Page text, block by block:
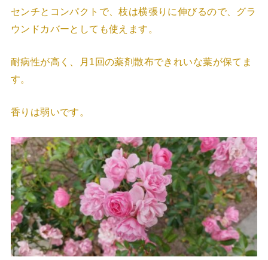
センチとコンパクトで、枝は横張りに伸びるので、グラ
ウンドカバーとしても使えます。
耐病性が高く、月1回の薬剤散布できれいな葉が保てま
す。
香りは弱いです。